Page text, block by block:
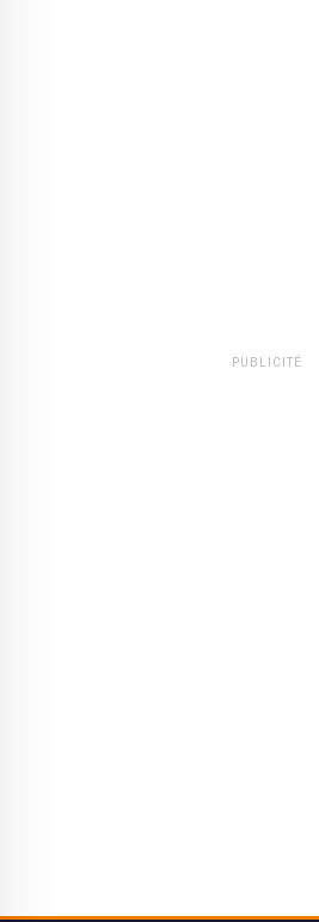
PUBLICITÉ